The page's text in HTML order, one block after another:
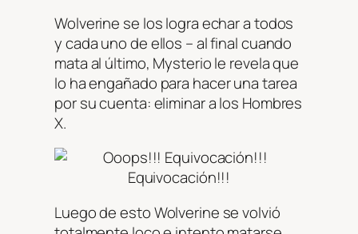
Wolverine se los logra echar a todos
y cada uno de ellos – al final cuando
mata al último, Mysterio le revela que
lo ha engañado para hacer una tarea
por su cuenta: eliminar a los Hombres
X.
Luego de esto Wolverine se volvió